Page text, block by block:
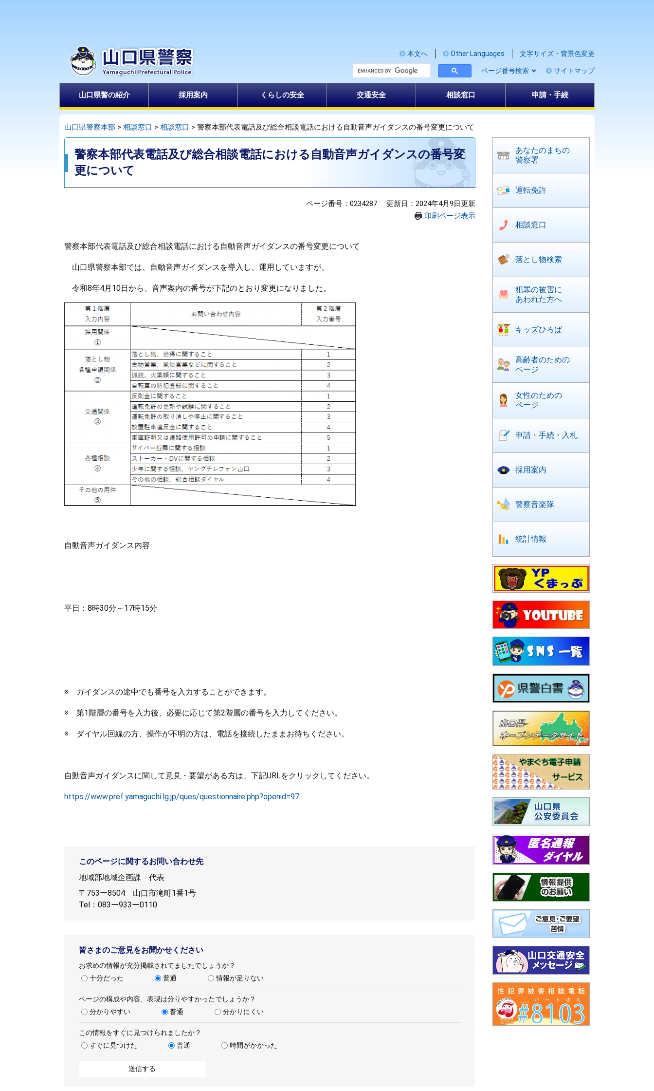
本文へ Other Languages 文字サイズ・背景色変更
G
o
カ
タ
ム
検
ページ番号検索 サイトマップ
山口県警の紹介 採用案内 くらしの安全 交通安全 相談窓口 申請・手続
山口県警察本部 > 相談窓口 > 相談窓口 > 警察本部代表電話及び総合相談電話における自動音声ガイダンスの番号変更について​
文
警察本部代表電話及び総合相談電話における自動音声ガイダンスの番号変
更について​
ページ番号：0234287
更新日：2024年4月9日更新
印刷ページ表示
警察本部代表電話及び総合相談電話における自動音声ガイダンスの番号変更について
山口県警察本部では、自動音声ガイダンスを導入し、運用していますが、
令和8年4月10日から、音声案内の番号が下記のとおり変更になりました。
自動音声ガイダンス内容
平日：8時30分～17時15分
※ ガイダンスの途中でも番号を入力することができます。
※ 第1階層の番号を入力後、必要に応じて第2階層の番号を入力してください。
※ ダイヤル回線の方、操作が不明の方は、電話を接続したままお待ちください。
自動音声ガイダンスに関して意見・要望がある方は、下記URLをクリックしてください。
https://www.pref.yamaguchi.lg.jp/ques/questionnaire.php?openid=97
このページに関するお問い合わせ先
地域部地域企画課
代表
〒753ー8504
山口市滝町1番1号
Tel：083ー933ー0110
皆さまのご意見をお聞かせください
お求めの情報が充分掲載されてましたでしょうか？
十分だった
普通 情報が足りない
ページの構成や内容、表現は分りやすかったでしょうか？
分かりやすい
普通 分かりにくい
この情報をすぐに見つけられましたか？
すぐに見つけた
普通 時間がかかった
あなたのまちの
警察署
運転免許
相談窓口
落とし物検索
犯罪の被害に
あわれた方へ
キッズひろば
高齢者のための
ページ
女性のための
ページ
申請・手続・入札
採用案内
警察音楽隊
統計情報